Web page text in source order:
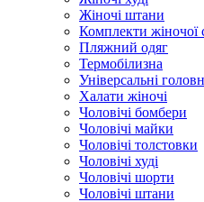
Жіночі штани
Комплекти жіночої
Пляжний одяг
Термобілизна
Універсальні
Халати жіночі
Чоловічі бомбери
Чоловічі майки
Чоловічі толстовки
Чоловічі худі
Чоловічі шорти
Чоловічі штани